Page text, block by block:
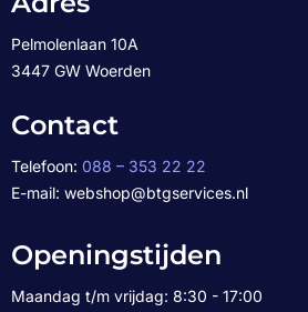
Pelmolenlaan 10A
3447 GW Woerden
Contact
Telefoon: 088 – 353 22 22
E-mail: webshop@btgservices.nl
Openingstijden
Maandag t/m vrijdag: 8:30 - 17:00